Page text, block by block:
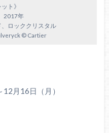
ト》
2017年
ロッククリスタル
© Cartier
月16日（月）